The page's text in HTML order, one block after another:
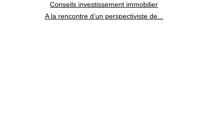
Conseils investissement immobilier
A la rencontre d’un perspectiviste de...